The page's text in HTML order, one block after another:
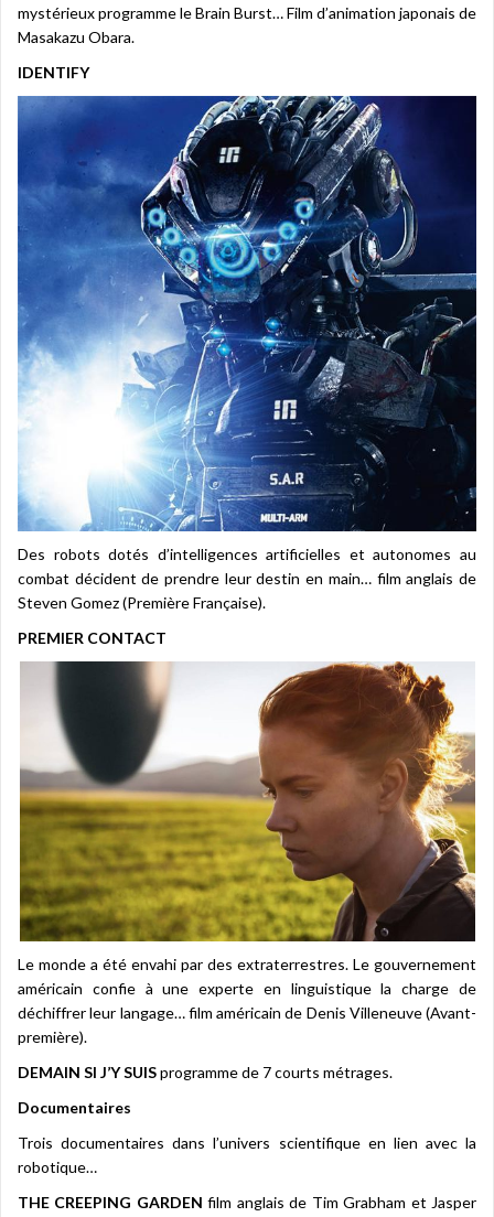
mystérieux programme le Brain Burst… Film d’animation japonais de
Masakazu Obara.
IDENTIFY
Des robots dotés d’intelligences artificielles et autonomes au
combat décident de prendre leur destin en main… film anglais de
Steven Gomez (Première Française).
PREMIER CONTACT
Le monde a été envahi par des extraterrestres. Le gouvernement
américain confie à une experte en linguistique la charge de
déchiffrer leur langage… film américain de Denis Villeneuve (Avant-
première).
DEMAIN SI J’Y SUISprogramme de 7 courts métrages.
Documentaires
Trois documentaires dans l’univers scientifique en lien avec la
robotique…
THE CREEPING GARDEN film anglais de Tim Grabham et Jasper